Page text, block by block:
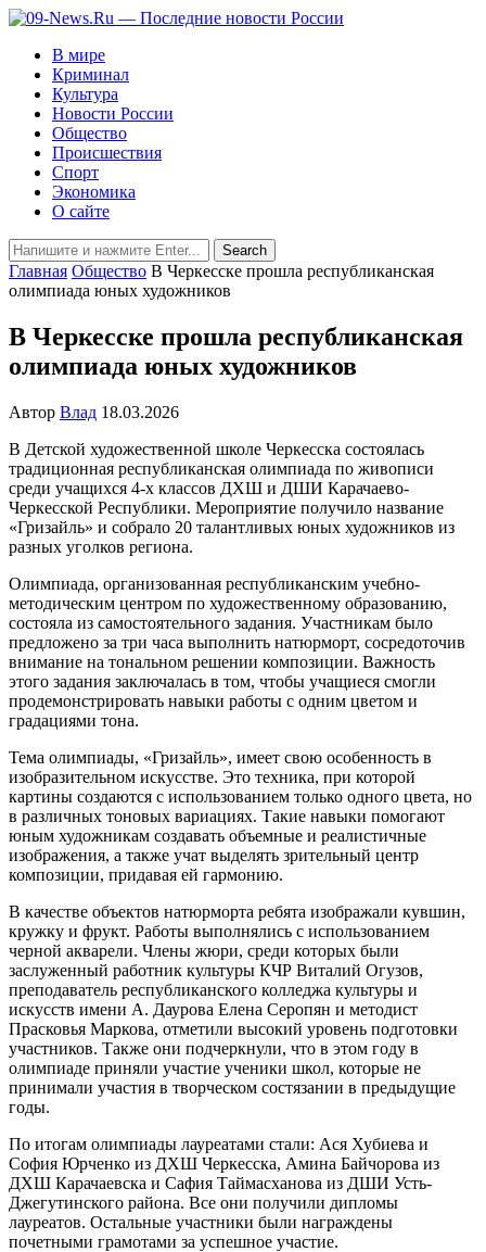
В мире
Криминал
Культура
Новости России
Общество
Происшествия
Спорт
Экономика
О сайте
Главная Общество В Черкесске прошла республиканская
олимпиада юных художников
В Черкесске прошла республиканская
олимпиада юных художников
Автор Влад 18.03.2026
В Детской художественной школе Черкесска состоялась
традиционная республиканская олимпиада по живописи
среди учащихся 4-х классов ДХШ и ДШИ Карачаево-
Черкесской Республики. Мероприятие получило название
«Гризайль» и собрало 20 талантливых юных художников из
разных уголков региона.
Олимпиада, организованная республиканским учебно-
методическим центром по художественному образованию,
состояла из самостоятельного задания. Участникам было
предложено за три часа выполнить натюрморт, сосредоточив
внимание на тональном решении композиции. Важность
этого задания заключалась в том, чтобы учащиеся смогли
продемонстрировать навыки работы с одним цветом и
градациями тона.
Тема олимпиады, «Гризайль», имеет свою особенность в
изобразительном искусстве. Это техника, при которой
картины создаются с использованием только одного цвета, но
в различных тоновых вариациях. Такие навыки помогают
юным художникам создавать объемные и реалистичные
изображения, а также учат выделять зрительный центр
композиции, придавая ей гармонию.
В качестве объектов натюрморта ребята изображали кувшин,
кружку и фрукт. Работы выполнялись с использованием
черной акварели. Члены жюри, среди которых были
заслуженный работник культуры КЧР Виталий Огузов,
преподаватель республиканского колледжа культуры и
искусств имени А. Даурова Елена Серопян и методист
Прасковья Маркова, отметили высокий уровень подготовки
участников. Также они подчеркнули, что в этом году в
олимпиаде приняли участие ученики школ, которые не
принимали участия в творческом состязании в предыдущие
годы.
По итогам олимпиады лауреатами стали: Ася Хубиева и
София Юрченко из ДХШ Черкесска, Амина Байчорова из
ДХШ Карачаевска и Сафия Таймасханова из ДШИ Усть-
Джегутинского района. Все они получили дипломы
лауреатов. Остальные участники были награждены
почетными грамотами за успешное участие.